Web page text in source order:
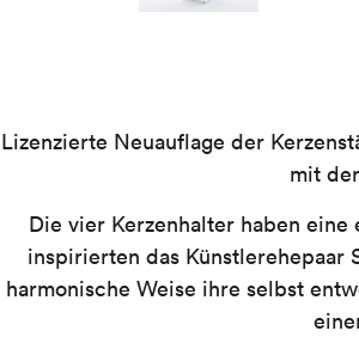
Lizenzierte Neuauflage der
mit
Die vier Kerzenhalter haben
inspirierten das Künstlerehepaar
harmonische Weise ihre selbst